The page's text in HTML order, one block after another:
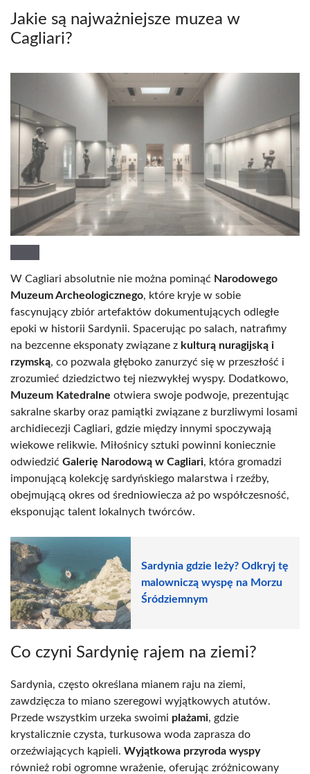
Jakie są najważniejsze muzea w
Cagliari?
W Cagliari absolutnie nie można pominąć Narodowego
Muzeum Archeologicznego, które kryje w sobie
fascynujący zbiór artefaktów dokumentujących odległe
epoki w historii Sardynii. Spacerując po salach, natrafimy
na bezcenne eksponaty związane z kulturą nuragijską i
rzymską, co pozwala głęboko zanurzyć się w przeszłość i
zrozumieć dziedzictwo tej niezwykłej wyspy. Dodatkowo,
Muzeum Katedralne otwiera swoje podwoje, prezentując
sakralne skarby oraz pamiątki związane z burzliwymi losami
archidiecezji Cagliari, gdzie między innymi spoczywają
wiekowe relikwie. Miłośnicy sztuki powinni koniecznie
odwiedzić Galerię Narodową w Cagliari, która gromadzi
imponującą kolekcję sardyńskiego malarstwa i rzeźby,
obejmującą okres od średniowiecza aż po współczesność,
eksponując talent lokalnych twórców.
Sardynia gdzie leży? Odkryj tę
malowniczą wyspę na Morzu
Śródziemnym
Co czyni Sardynię rajem na ziemi?
Sardynia, często określana mianem raju na ziemi,
zawdzięcza to miano szeregowi wyjątkowych atutów.
Przede wszystkim urzeka swoimi plażami, gdzie
krystalicznie czysta, turkusowa woda zaprasza do
orzeźwiających kąpieli. Wyjątkowa przyroda wyspy
również robi ogromne wrażenie, oferując zróżnicowany